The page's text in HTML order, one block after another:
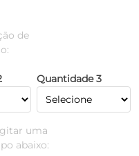
de
Quantidade 3
uma
abaixo: